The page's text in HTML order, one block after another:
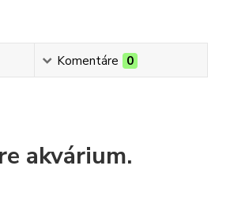
Komentáre 0
akvárium.